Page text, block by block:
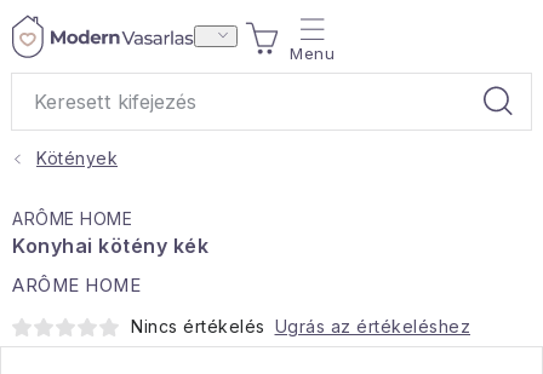
Ugrás
KOSÁR
Ajándékok
Otthoni illatok
Kötények
ARÔME HOME
Konyhai kötény kék
ARÔME HOME
Nincs értékelés Ugrás az értékeléshez